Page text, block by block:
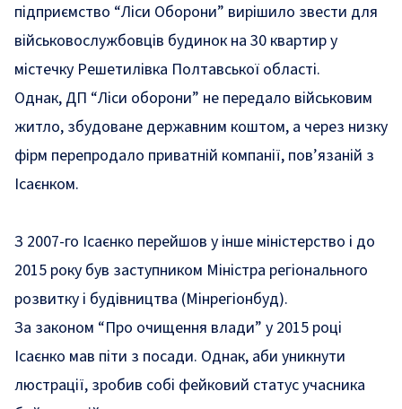
підприємство “Ліси Оборони” вирішило звести для
військовослужбовців будинок на 30 квартир у
містечку Решетилівка Полтавської області.
Однак, ДП “Ліси оборони” не передало військовим
житло, збудоване державним коштом, а через низку
фірм перепродало приватній компанії, пов’язаній з
Ісаєнком.
З 2007-го Ісаєнко перейшов у інше міністерство і до
2015 року був заступником Міністра регіонального
розвитку і будівництва (Мінрегіонбуд).
За законом “Про очищення влади” у 2015 році
Ісаєнко мав піти з посади. Однак, аби уникнути
люстрації, зробив собі фейковий статус учасника